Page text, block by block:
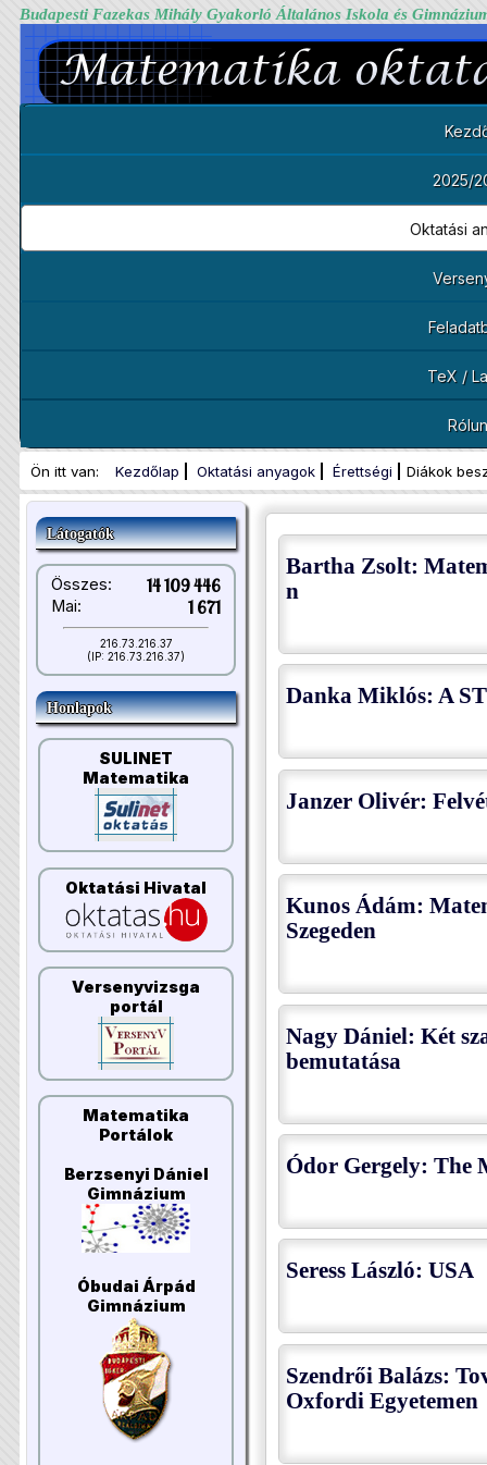
Budapesti Fazekas Mihály Gyakorló Általános Iskola és
2025/
Oktatási
TeX /
Ön itt van: Kezdőlap Oktatási anyagok Érettségi Diákok
Látogatók
Összes: 14 109 446
Mai: 1 671
216.73.216.37
(IP: 216.73.216.37)
Honlapok
SULINET
Matematika
Oktatási Hivatal
Versenyvizsga
portál
Matematika
Portálok
Berzsenyi Dániel
Gimnázium
Óbudai Árpád
Gimnázium
Bartha Zsolt:
n
Danka Miklós: A
Janzer Olivér:
Kunos Ádám:
Szegeden
Nagy Dániel: Két
bemutatása
Ódor Gergely: The
Seress László: USA
Szendrői Balázs:
Oxfordi Egyetemen